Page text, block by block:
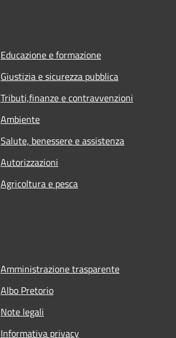
Educazione e formazione
Giustizia e sicurezza pubblica
Tributi,finanze e contravvenzioni
Ambiente
Salute, benessere e assistenza
Autorizzazioni
Agricoltura e pesca
Amministrazione trasparente
Albo Pretorio
Note legali
Informativa privacy